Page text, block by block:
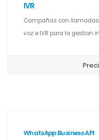
IVR
Campañas con
voz e IVR para la gestion
WhatsApp Business API